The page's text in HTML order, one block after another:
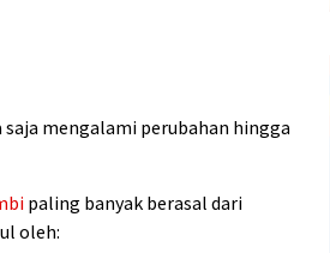
mengalami perubahan hingga
paling banyak berasal dari
oleh: